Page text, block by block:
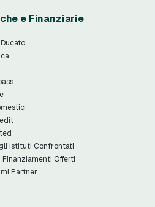
e Finanziarie
Istituti Confrontati
Finanziamenti Offerti
Partner